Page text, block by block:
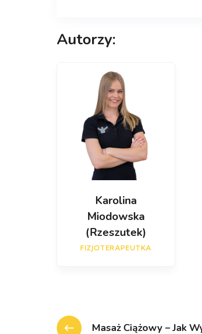
Autorzy:
Karolina
Miodowska
(Rzeszutek)
FIZJOTERAPEUTKA
Masaż Ciążowy – Jak